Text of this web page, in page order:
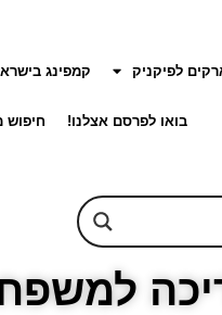
לפיקניק קמפינג
בואו לפרסם אצלנו!